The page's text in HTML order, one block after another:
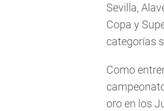
Sevilla,
Copa y
categorías
Como
oro en los